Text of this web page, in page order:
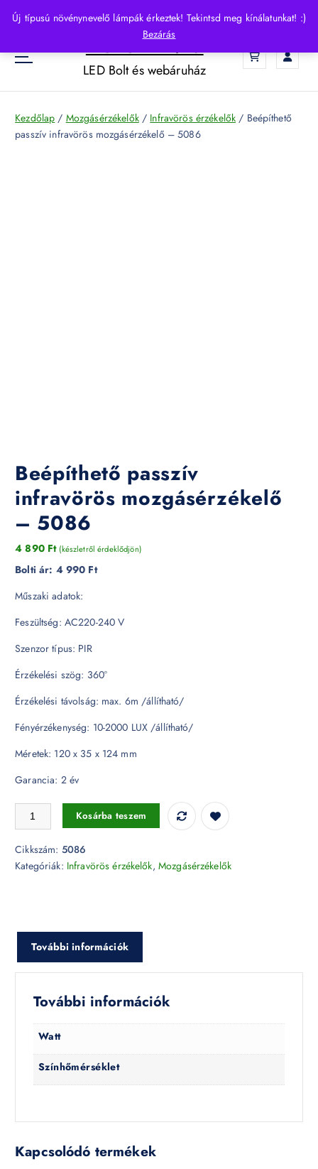
Új típusú növénynevelő lámpák érkeztek! Tekintsd meg kínálatunkat! :)
Bezárás
p
o
HelloLED.hu
LED Bolt és webáruház
Kezdőlap / Mozgásérzékelők/ Infravörös érzékelők / Beépíthető
passzív infravörös mozgásérzékelő – 5086
Beépíthető passzív
infravörös mozgásérzékelő
– 5086
4 890 Ft (készletről érdeklődjön)
Bolti ár: 4 990 Ft
Műszaki adatok:
Feszültség: AC220-240 V
Szenzor típus: PIR
Érzékelési szög: 360°
Érzékelési távolság: max. 6m /állítható/
Fényérzékenység: 10-2000 LUX /állítható/
Méretek: 120 x 35 x 124 mm
Garancia: 2 év
Beépíthető passzív infravörös mozgásérzékelő - 5086 mennyiség
Kosárba teszem
Cikkszám: 5086
Kategóriák: Infravörös érzékelők, Mozgásérzékelők
További információk
További információk
Watt
Színhőmérséklet
Kapcsolódó termékek